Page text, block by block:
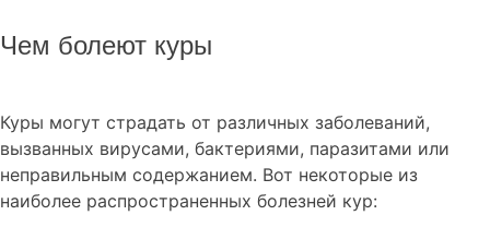
Чем болеют куры
Куры могут страдать от различных заболеваний,
вызванных вирусами, бактериями, паразитами или
неправильным содержанием. Вот некоторые из
наиболее распространенных болезней кур: